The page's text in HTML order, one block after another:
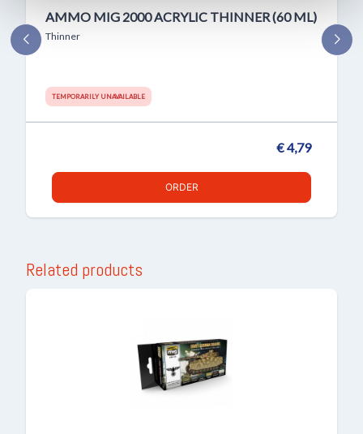
AMMO MIG 2000 ACRYLIC THINNER (60 ML)
Thinner
TEMPORARILY UNAVAILABLE
€ 4,79
ORDER
Related products